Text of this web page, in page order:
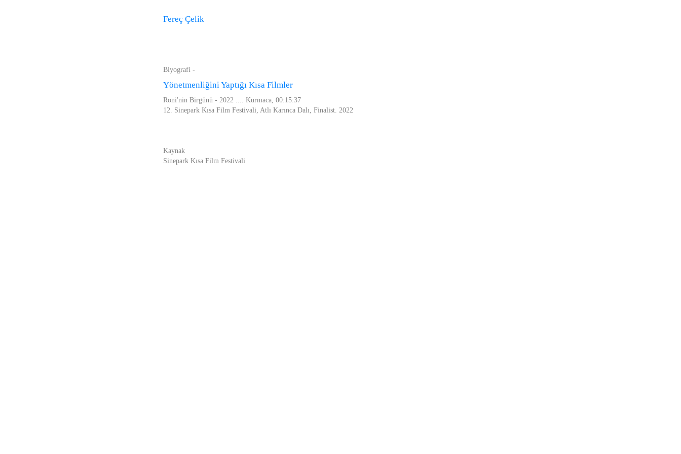
Fereç Çelik
Biyografi -
Yönetmenliğini Yaptığı Kısa Filmler
Roni'nin Birgünü - 2022 .... Kurmaca, 00:15:37
12. Sinepark Kısa Film Festivali, Atlı Karınca Dalı, Finalist. 2022
Kaynak
Sinepark Kısa Film Festivali